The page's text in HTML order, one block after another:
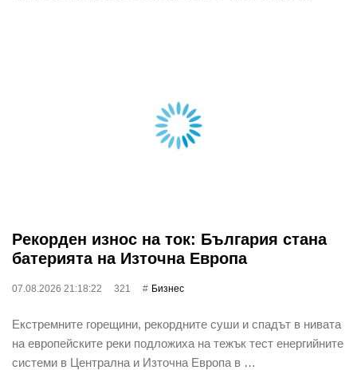
Рекорден износ на ток: България стана
батерията на Източна Европа
07.08.2026 21:18:22 321 Бизнес
Екстремните горещини, рекордните суши и спадът в нивата
на европейските реки подложиха на тежък тест енергийните
системи в Централна и Източна Европа в …